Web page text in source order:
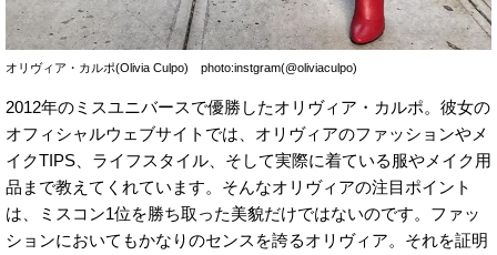
オリヴィア・カルポ(Olivia Culpo) photo:instgram(@oliviaculpo)
2012年のミスユニバースで優勝したオリヴィア・カルポ。彼女の
オフィシャルウェブサイトでは、オリヴィアのファッションやメ
イクTIPS、ライフスタイル、そして実際に着ている服やメイク用
品まで教えてくれています。そんなオリヴィアの注目ポイント
は、ミスコン1位を勝ち取った美貌だけではないのです。ファッ
ションにおいてもかなりのセンスを誇るオリヴィア。それを証明